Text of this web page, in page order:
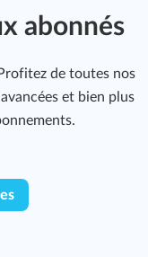
abonnés
de toutes nos
et bien plus